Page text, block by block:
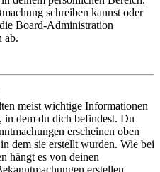
schreiben kannst oder
Board-Administration
ab.
meist wichtige Informationen
in dem du dich befindest. Du
erscheinen oben
dem sie erstellt wurden. Wie bei
hängt es von deinen
erstellen